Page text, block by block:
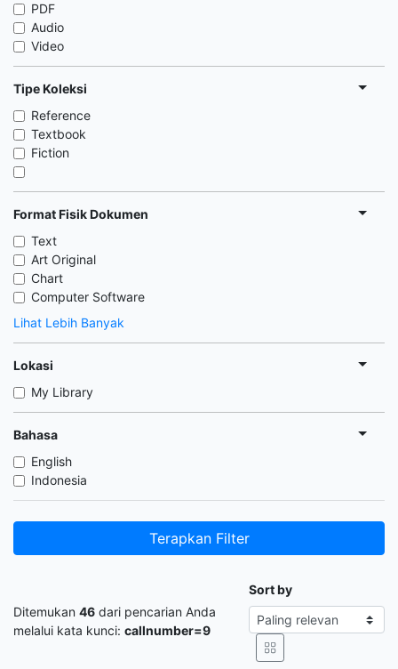
PDF
Audio
Video
Tipe Koleksi
Reference
Textbook
Fiction
Format Fisik Dokumen
Text
Art Original
Chart
Computer Software
Lihat Lebih Banyak
Lokasi
My Library
Bahasa
English
Indonesia
Terapkan Filter
Ditemukan 46 dari pencarian Anda
melalui kata kunci: callnumber=9
Sort by